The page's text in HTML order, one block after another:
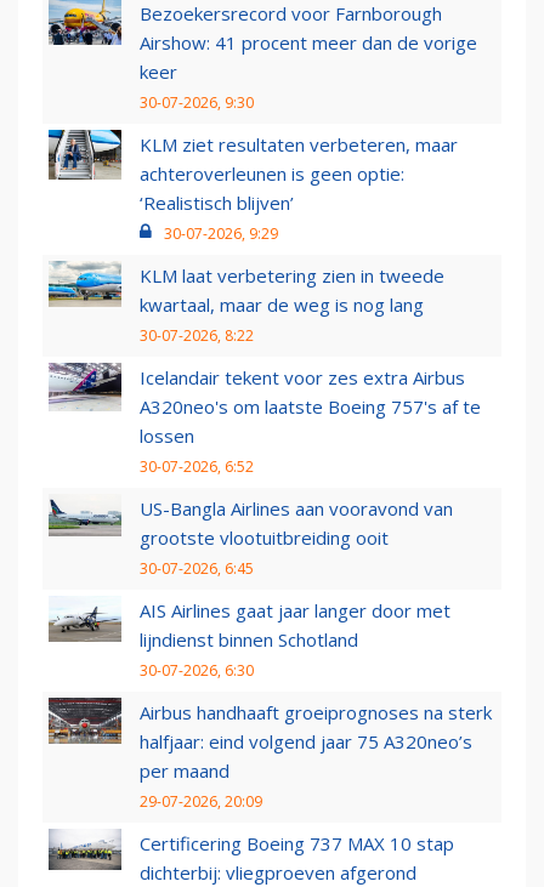
Bezoekersrecord voor Farnborough
Airshow: 41 procent meer dan de vorige
keer
30-07-2026, 9:30
KLM ziet resultaten verbeteren, maar
achteroverleunen is geen optie:
‘Realistisch blijven’
30-07-2026, 9:29
KLM laat verbetering zien in tweede
kwartaal, maar de weg is nog lang
30-07-2026, 8:22
Icelandair tekent voor zes extra Airbus
A320neo's om laatste Boeing 757's af te
lossen
30-07-2026, 6:52
US-Bangla Airlines aan vooravond van
grootste vlootuitbreiding ooit
30-07-2026, 6:45
AIS Airlines gaat jaar langer door met
lijndienst binnen Schotland
30-07-2026, 6:30
Airbus handhaaft groeiprognoses na sterk
halfjaar: eind volgend jaar 75 A320neo’s
per maand
29-07-2026, 20:09
Certificering Boeing 737 MAX 10 stap
dichterbij: vliegproeven afgerond